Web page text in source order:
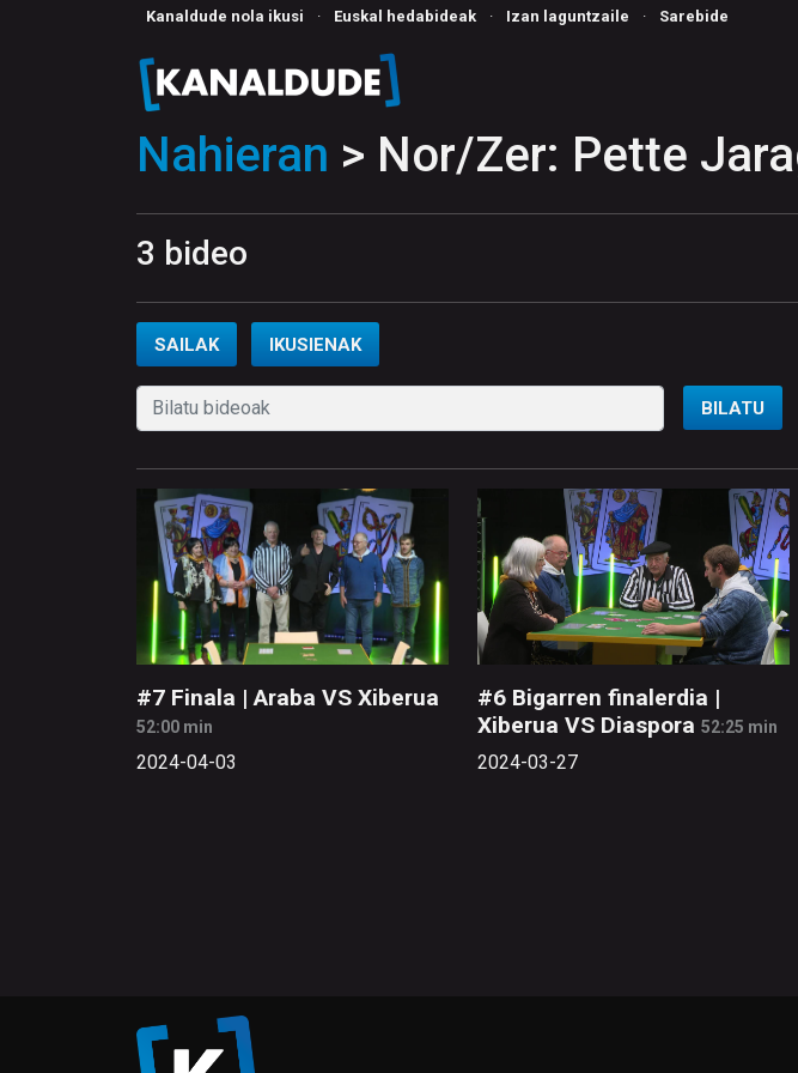
Kanaldude nola ikusi · Euskal hedabideak · Izan laguntzaile · Sarebide
Nahieran > Nor/Zer: Pette
3 bideo
SAILAK IKUSIENAK
BILATU
#7 Finala | Araba VS Xiberua
52:00 min
2024-04-03
#6 Bigarren finalerdia |
Xiberua VS Diaspora 52:25 min
2024-03-27